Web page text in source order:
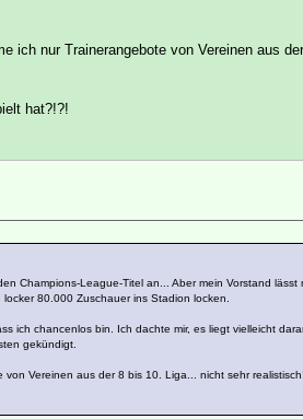
ich nur Trainerangebote von Vereinen aus
hat?!?!
Champions-League-Titel an... Aber mein Vorstand lässt
80.000 Zuschauer ins Stadion locken.
ich chancenlos bin. Ich dachte mir, es liegt vielleicht
gekündigt.
Vereinen aus der 8 bis 10. Liga... nicht sehr